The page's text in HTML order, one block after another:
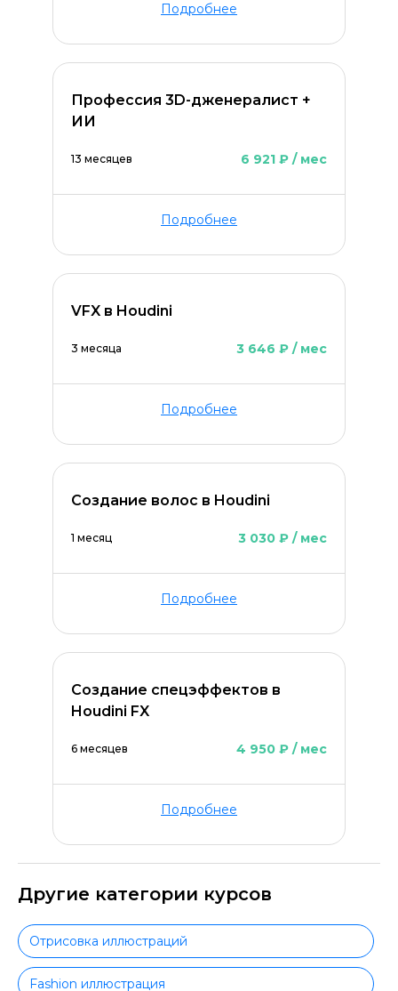
Подробнее
Профессия 3D-дженералист +
ИИ
13 месяцев 6 921 ₽ / мес
Подробнее
VFX в Houdini
3 месяца 3 646 ₽ / мес
Подробнее
Создание волос в Houdini
1 месяц 3 030 ₽ / мес
Подробнее
Создание спецэффектов в
Houdini FX
6 месяцев 4 950 ₽ / мес
Подробнее
Другие категории курсов
Отрисовка иллюстраций
Fashion иллюстрация